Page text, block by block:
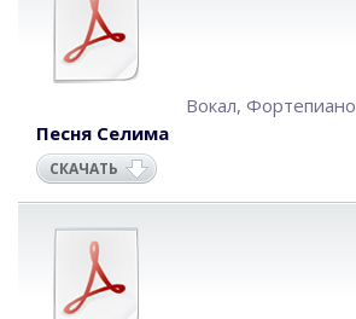
Вокал, Фортепиано
Песня Селима
СКАЧАТЬ